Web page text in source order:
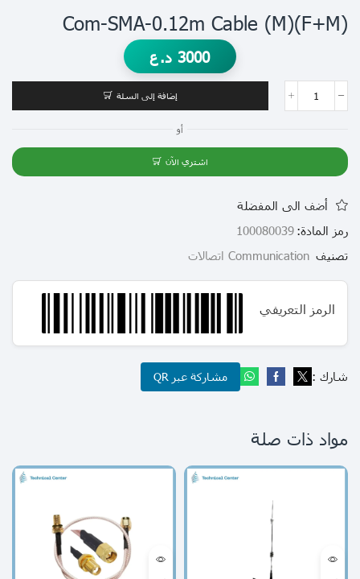
Com-SMA-0.12m Cable (m)(f+m)
3000 د.ع
إضافة إلى السلة
أو
اشتري الآن
أضف الى المفضلة
رمز المادة: 100080039
تصنيف Communication اتصالات
الرمز التعريفي
شارك : مشاركة عبر QR
مواد ذات صلة